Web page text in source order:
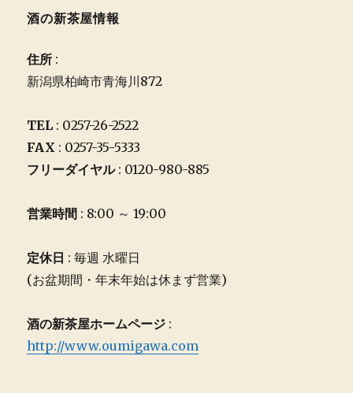
酒の新茶屋情報
住所 :
新潟県柏崎市青海川872
TEL : 0257-26-2522
FAX : 0257-35-5333
フリーダイヤル: 0120-980-885
営業時間 : 8:00 ～ 19:00
定休日 : 毎週 水曜日
(お盆期間・年末年始は休まず営業)
酒の新茶屋ホームページ :
http://www.oumigawa.com